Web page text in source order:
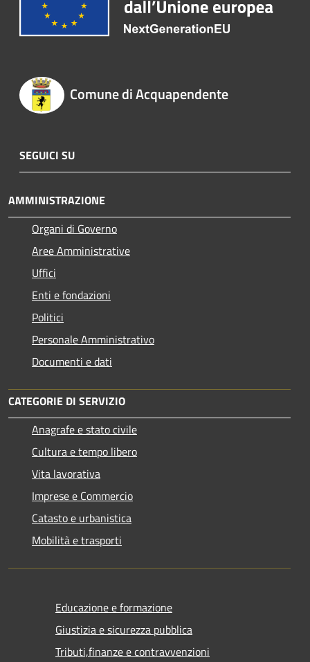
Comune di Acquapendente
SEGUICI SU
AMMINISTRAZIONE
Organi di Governo
Aree Amministrative
Uffici
Enti e fondazioni
Politici
Personale Amministrativo
Documenti e dati
CATEGORIE DI SERVIZIO
Anagrafe e stato civile
Cultura e tempo libero
Vita lavorativa
Imprese e Commercio
Catasto e urbanistica
Mobilità e trasporti
Educazione e formazione
Giustizia e sicurezza pubblica
Tributi,finanze e contravvenzioni